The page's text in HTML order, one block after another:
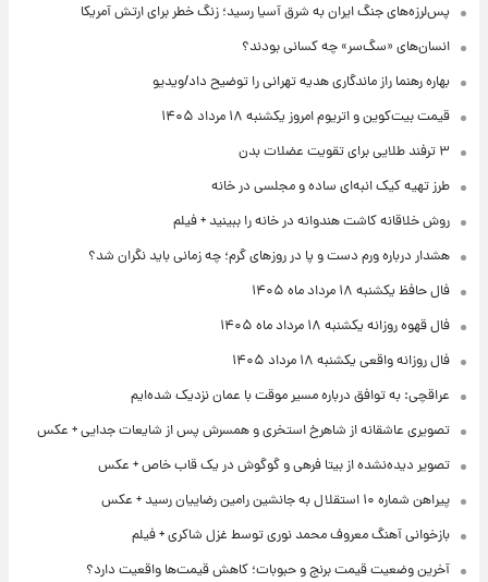
پس‌لرزه‌های جنگ ایران به شرق آسیا رسید؛ زنگ خطر برای ارتش آمریکا
انسان‌های «سگ‌سر» چه کسانی بودند؟
بهاره رهنما راز ماندگاری هدیه تهرانی را توضیح داد/ویدیو
قیمت بیت‌کوین و اتریوم امروز یکشنبه ۱۸ مرداد ۱۴۰۵
۳ ترفند طلایی برای تقویت عضلات بدن
طرز تهیه کیک انبه‌ای ساده و مجلسی در خانه
روش خلاقانه کاشت هندوانه در خانه را ببینید + فیلم
هشدار درباره ورم دست و پا در روزهای گرم؛ چه زمانی باید نگران شد؟
فال حافظ یکشنبه ۱۸ مرداد ماه ۱۴۰۵
فال قهوه روزانه یکشنبه ۱۸ مرداد ماه ۱۴۰۵
فال روزانه واقعی یکشنبه ۱۸ مرداد ۱۴۰۵
عراقچی: به توافق درباره مسیر موقت با عمان نزدیک شده‌ایم
تصویری عاشقانه از شاهرخ استخری و همسرش پس از شایعات جدایی + عکس
تصویر دیده‌نشده از بیتا فرهی و گوگوش در یک قاب خاص + عکس
پیراهن شماره ۱۰ استقلال به جانشین رامین رضاییان رسید + عکس
بازخوانی آهنگ معروف محمد نوری توسط غزل شاکری + فیلم
آخرین وضعیت قیمت برنج و حبوبات؛ کاهش قیمت‌ها واقعیت دارد؟